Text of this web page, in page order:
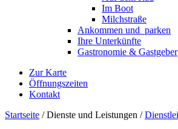
Im Boot
Milchstraße
Ankommen und ­ parken
Ihre Unterkünfte
Gastronomie & Gastgeber
Zur Karte
Öffnungszeiten
Kontakt
Startseite /Dienste und Leistungen /